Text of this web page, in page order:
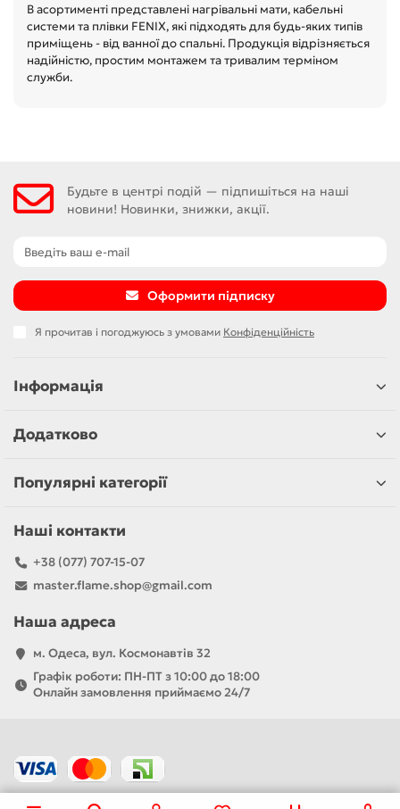
В асортименті представлені нагрівальні мати, кабельні
системи та плівки FENIX, які підходять для будь-яких типів
приміщень - від ванної до спальні. Продукція відрізняється
надійністю, простим монтажем та тривалим терміном
служби.
Будьте в центрі подій — підпишіться на наші
новини! Новинки, знижки, акції.
Оформити підписку
Я прочитав і погоджуюсь з умовами Конфіденційність
Інформація
Додатково
Популярні категорії
Наші контакти
+38 (077) 707-15-07
master.flame.shop@gmail.com
Наша адреса
м. Одеса, вул. Космонавтів 32
Графік роботи: ПН-ПТ з 10:00 до 18:00
Онлайн замовлення приймаємо 24/7